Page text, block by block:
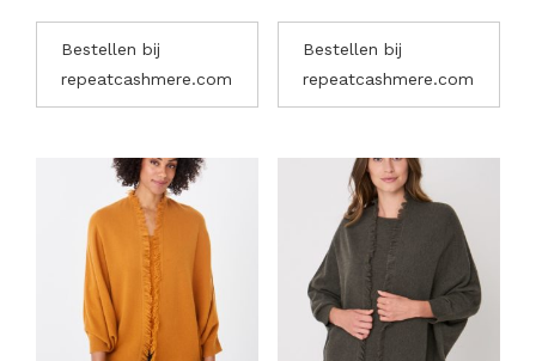
Bestellen bij
repeatcashmere.com
Bestellen bij
repeatcashmere.com